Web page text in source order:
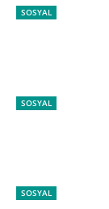
SOSYAL
SOSYAL
SOSYAL